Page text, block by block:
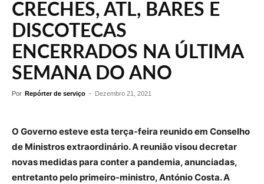
CRECHES, ATL, BARES E
DISCOTECAS
ENCERRADOS NA ÚLTIMA
SEMANA DO ANO
Por Repórter de serviço - Dezembro 21, 2021
O Governo esteve esta terça-feira reunido em Conselho
de Ministros extraordinário. A reunião visou decretar
novas medidas para conter a pandemia, anunciadas,
entretanto pelo primeiro-ministro, António Costa. A